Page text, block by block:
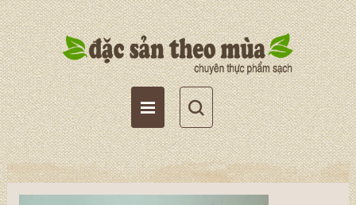
Tài khoản
Giỏ hàng
Wishlist